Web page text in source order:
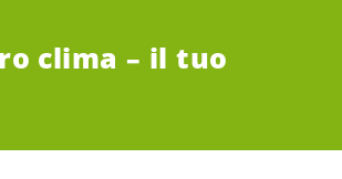
clima – il tuo